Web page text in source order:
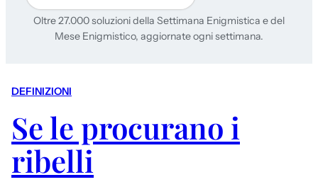
Oltre 27.000 soluzioni della Settimana Enigmistica e del
Mese Enigmistico, aggiornate ogni settimana.
DEFINIZIONI
Se le procurano i
ribelli